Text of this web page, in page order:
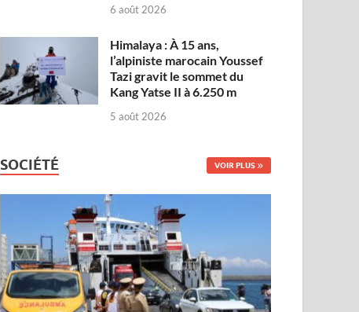
6 août 2026
Himalaya : À 15 ans,
l’alpiniste marocain Youssef
Tazi gravit le sommet du
Kang Yatse II à 6.250 m
5 août 2026
SOCIÉTÉ VOIR PLUS